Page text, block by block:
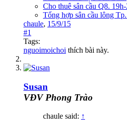
Cho thuê sân cầu Q8.
Tổng hợp sân cầu lông
chaule, 15/9/15
#1
Tags:
nguoimoichoi thích bài này.
Susan
VĐV Phong Trào
chaule said: ↑